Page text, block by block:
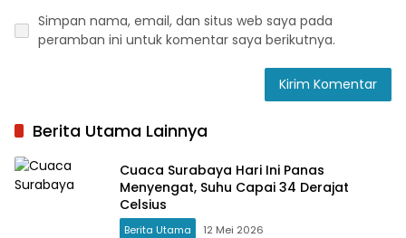
Simpan nama, email, dan situs web saya pada
peramban ini untuk komentar saya berikutnya.
Berita Utama Lainnya
Cuaca Surabaya Hari Ini Panas
Menyengat, Suhu Capai 34 Derajat
Celsius
Berita Utama 12 Mei 2026